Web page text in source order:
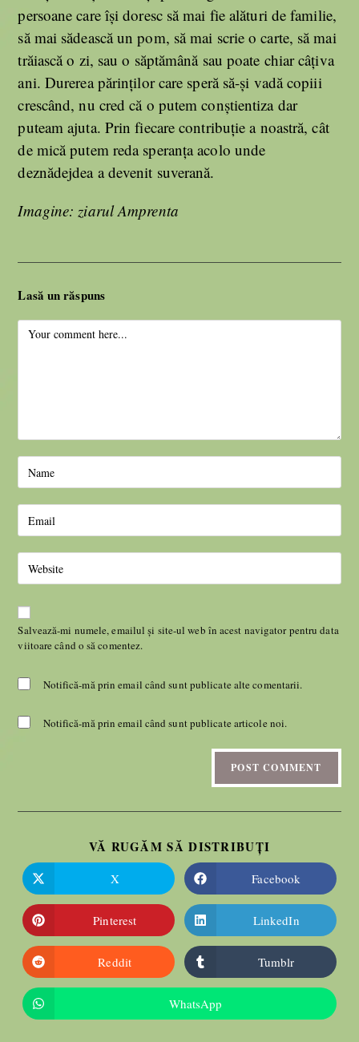
persoane care își doresc să mai fie alături de familie,
să mai sădească un pom, să mai scrie o carte, să mai
trăiască o zi, sau o săptămână sau poate chiar câțiva
ani. Durerea părinților care speră să-și vadă copiii
crescând, nu cred că o putem conștientiza dar
puteam ajuta. Prin fiecare contribuție a noastră, cât
de mică putem reda speranța acolo unde
deznădejdea a devenit suverană.
Imagine: ziarul Amprenta
Lasă un răspuns
Salvează-mi numele, emailul și site-ul web în acest navigator pentru data
viitoare când o să comentez.
Notifică-mă prin email când sunt publicate alte comentarii.
Notifică-mă prin email când sunt publicate articole noi.
VĂ RUGĂM SĂ DISTRIBUȚI
X Facebook
Pinterest LinkedIn
Reddit Tumblr
WhatsApp